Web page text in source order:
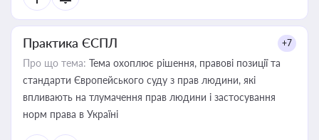
Практика ЄСПЛ +7
Про що тема: Тема охоплює рішення, правові позиції та
стандарти Європейського суду з прав людини, які
впливають на тлумачення прав людини і застосування
норм права в Україні